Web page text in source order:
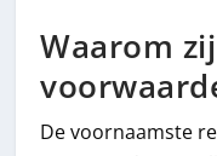
Waarom
De voornaamste